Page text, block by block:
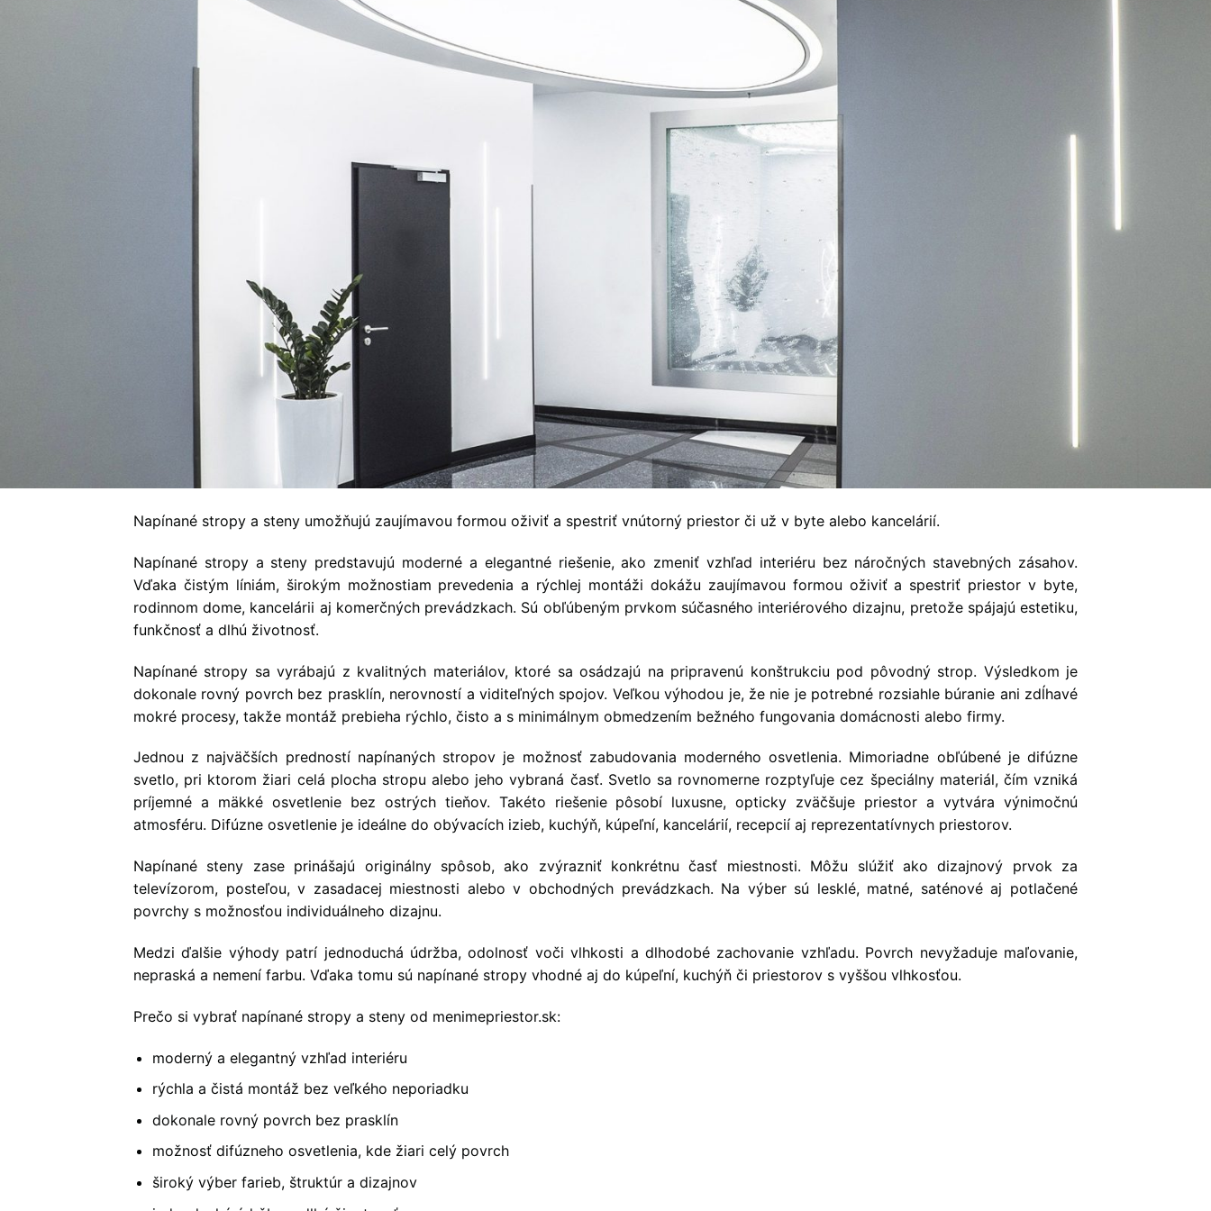
Napínané stropy a steny umožňujú zaujímavou formou oživiť a spestriť vnútorný priestor či už v byte alebo kancelárií.
Napínané stropy a steny predstavujú moderné a elegantné riešenie, ako zmeniť vzhľad interiéru bez náročných stavebných zásahov.
Vďaka čistým líniám, širokým možnostiam prevedenia a rýchlej montáži dokážu zaujímavou formou oživiť a spestriť priestor v byte,
rodinnom dome, kancelárii aj komerčných prevádzkach. Sú obľúbeným prvkom súčasného interiérového dizajnu, pretože spájajú estetiku,
funkčnosť a dlhú životnosť.
Napínané stropy sa vyrábajú z kvalitných materiálov, ktoré sa osádzajú na pripravenú konštrukciu pod pôvodný strop. Výsledkom je
dokonale rovný povrch bez prasklín, nerovností a viditeľných spojov. Veľkou výhodou je, že nie je potrebné rozsiahle búranie ani zdĺhavé
mokré procesy, takže montáž prebieha rýchlo, čisto a s minimálnym obmedzením bežného fungovania domácnosti alebo firmy.
Jednou z najväčších predností napínaných stropov je možnosť zabudovania moderného osvetlenia. Mimoriadne obľúbené je difúzne
svetlo, pri ktorom žiari celá plocha stropu alebo jeho vybraná časť. Svetlo sa rovnomerne rozptyľuje cez špeciálny materiál, čím vzniká
príjemné a mäkké osvetlenie bez ostrých tieňov. Takéto riešenie pôsobí luxusne, opticky zväčšuje priestor a vytvára výnimočnú
atmosféru. Difúzne osvetlenie je ideálne do obývacích izieb, kuchýň, kúpeľní, kancelárií, recepcií aj reprezentatívnych priestorov.
Napínané steny zase prinášajú originálny spôsob, ako zvýrazniť konkrétnu časť miestnosti. Môžu slúžiť ako dizajnový prvok za
televízorom, posteľou, v zasadacej miestnosti alebo v obchodných prevádzkach. Na výber sú lesklé, matné, saténové aj potlačené
povrchy s možnosťou individuálneho dizajnu.
Medzi ďalšie výhody patrí jednoduchá údržba, odolnosť voči vlhkosti a dlhodobé zachovanie vzhľadu. Povrch nevyžaduje maľovanie,
nepraská a nemení farbu. Vďaka tomu sú napínané stropy vhodné aj do kúpeľní, kuchýň či priestorov s vyššou vlhkosťou.
Prečo si vybrať napínané stropy a steny od menimepriestor.sk:
moderný a elegantný vzhľad interiéru
rýchla a čistá montáž bez veľkého neporiadku
dokonale rovný povrch bez prasklín
možnosť difúzneho osvetlenia, kde žiari celý povrch
široký výber farieb, štruktúr a dizajnov